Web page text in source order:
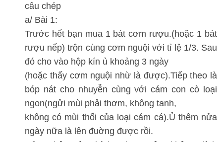
câu chép
a/ Bài 1:
Trước hết bạn mua 1 bát cơm rượu.(hoặc 1 bát
rượu nếp) trộn cùng cơm nguội với tỉ lệ 1/3. Sau
đó cho vào hộp kín ủ khoảng 3 ngày
(hoặc thấy cơm nguội nhừ là được).Tiếp theo là
bóp nát cho nhuyễn cùng với cám con cò loại
ngon(ngửi mùi phải thơm, không tanh,
không có mùi thối của loại cám cá).Ủ thêm nửa
ngày nữa là lên đuờng được rồi.